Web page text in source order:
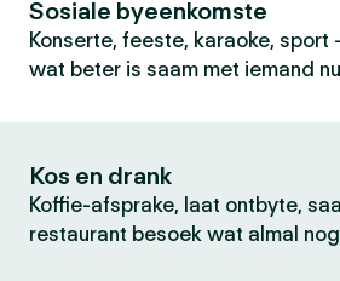
Sosiale byeenkomste
Konserte, feeste, karaoke,
wat beter is saam met iemand
Kos en drank
Koffie-afsprake, laat ontbyte,
restaurant besoek wat almal